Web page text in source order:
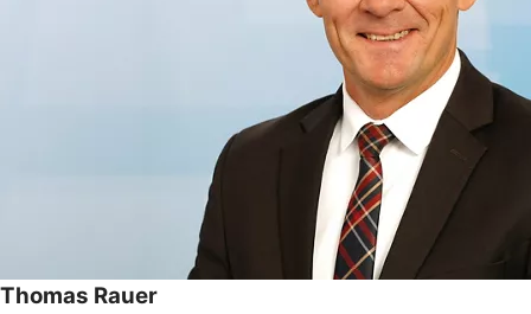
Thomas Rauer